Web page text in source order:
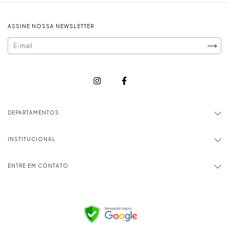
ASSINE NOSSA NEWSLETTER
DEPARTAMENTOS
INSTITUCIONAL
ENTRE EM CONTATO